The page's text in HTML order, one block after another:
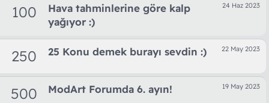
100 24 Haz 2023
Hava tahminlerine göre kalp
yağıyor :)
250 22 May 2023
25 Konu demek burayı sevdin :)
500 19 May 2023
ModArt Forumda 6. ayın!